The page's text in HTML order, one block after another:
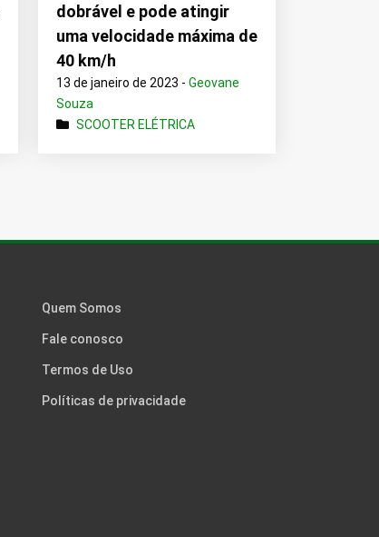
dobrável e pode atingir
uma velocidade máxima de
40 km/h
13 de janeiro de 2023 -Geovane
Souza
SCOOTER ELÉTRICA
Quem Somos
Fale conosco
Termos de Uso
Políticas de privacidade